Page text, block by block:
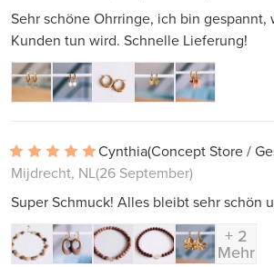
Sehr schöne Ohrringe, ich bin gespannt,
Kunden tun wird. Schnelle Lieferung!
Cynthia(Concept Store /
Mijdrecht, NL(26 September)
Super Schmuck! Alles bleibt sehr schön
+ 2
Mehr